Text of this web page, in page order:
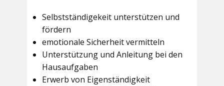
Selbstständigekeit unterstützen und
fördern
emotionale Sicherheit vermitteln
Unterstützung und Anleitung bei den
Hausaufgaben
Erwerb von Eigenständigkeit